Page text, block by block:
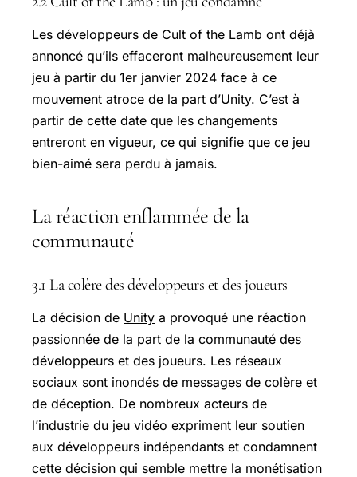
Les développeurs de Cult of the Lamb ont déjà
annoncé qu’ils effaceront malheureusement leur
jeu à partir du 1er janvier 2024 face à ce
mouvement atroce de la part d’Unity. C’est à
partir de cette date que les changements
entreront en vigueur, ce qui signifie que ce jeu
bien-aimé sera perdu à jamais.
La réaction enflammée de la
communauté
3.1 La colère des développeurs et des joueurs
La décision de Unity a provoqué une réaction
passionnée de la part de la communauté des
développeurs et des joueurs. Les réseaux
sociaux sont inondés de messages de colère et
de déception. De nombreux acteurs de
l’industrie du jeu vidéo expriment leur soutien
aux développeurs indépendants et condamnent
cette décision qui semble mettre la monétisation